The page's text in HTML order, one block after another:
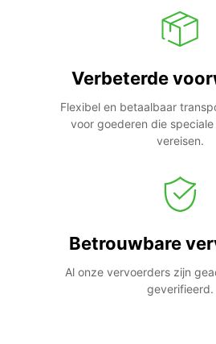
Verbeterde
Flexibel en betaalbaar
voor goederen die
vereisen.
Betrouwbare
Al onze vervoerders zijn
geverifieerd.